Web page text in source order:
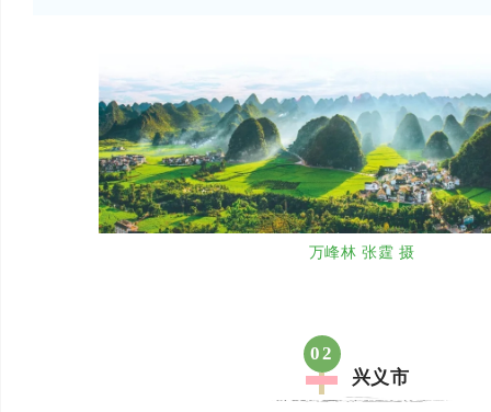
万峰林 张霆 摄
02
兴义市